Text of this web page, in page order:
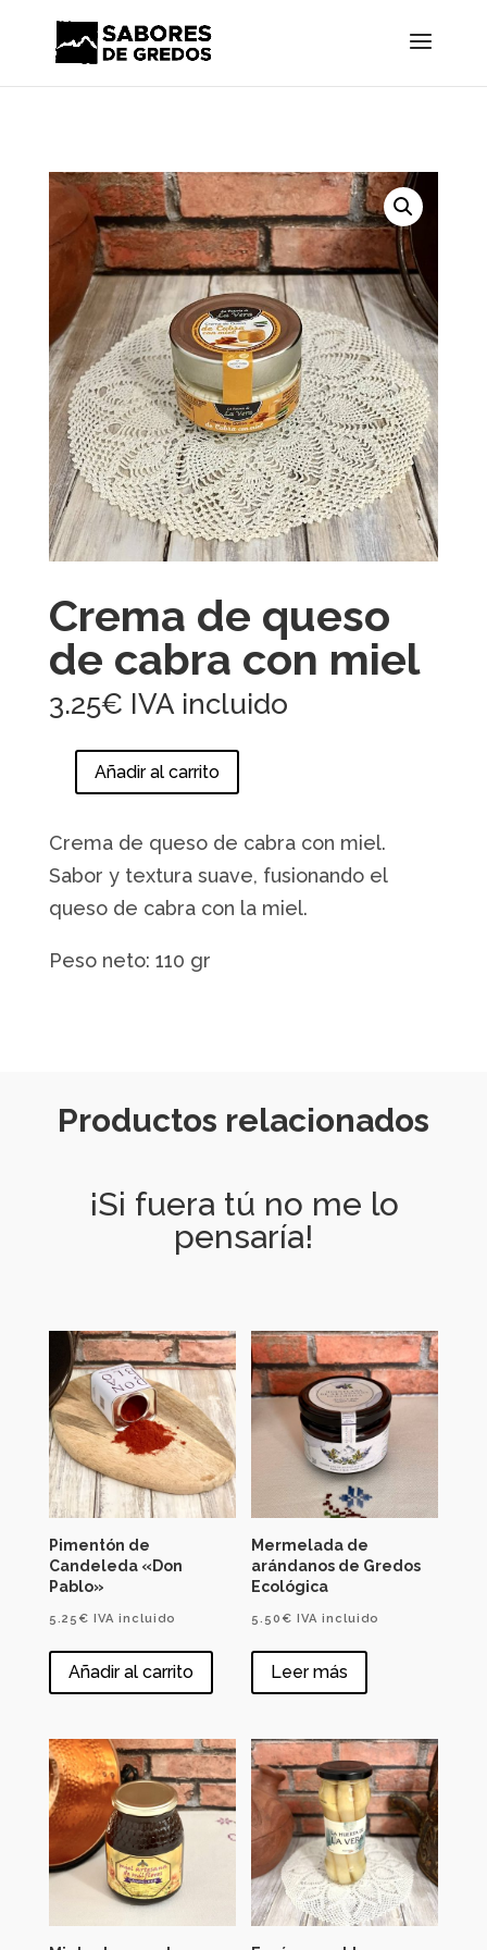
Crema de queso
de cabra con miel
3.25€ IVA incluido
Crema
queso
cabra
con
cantidad
Añadir al carrito
Crema de queso de cabra con miel.
Sabor y textura suave, fusionando el
queso de cabra con la miel.
Peso neto: 110 gr
Productos relacionados
¡Si fuera tú no me lo
pensaría!
Pimentón de
Candeleda «Don
Pablo»
5.25 € IVA incluido
Añadir al carrito
Mermelada de
arándanos de Gredos
Ecológica
5.50 € IVA incluido
Leer más